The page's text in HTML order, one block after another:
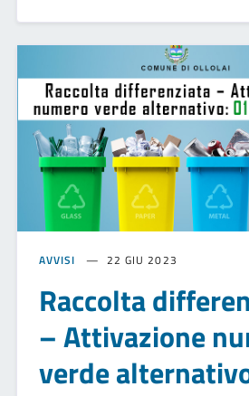
AVVISI 22 GIU 2023
Raccolta
– Attivazione
verde